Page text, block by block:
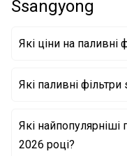
Ssangyong
Які ціни на паливні
Які паливні
Фільтр палива
Які найпопулярніші
2026 році?